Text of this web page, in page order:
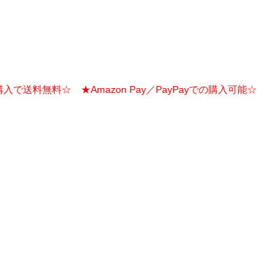
入で送料無料☆ ★Amazon Pay／PayPayでの購入可能☆